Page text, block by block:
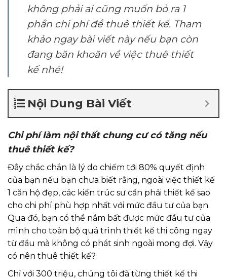
không phải ai cũng muốn bỏ ra 1
phần chi phí để thuê thiết kế. Tham
khảo ngay bài viết này nếu bạn còn
đang băn khoăn về việc thuê thiết
kế nhé!
Nội Dung Bài Viết
Chi phí làm nội thất chung cư có tăng nếu
thuê thiết kế?
Đây chắc chắn là lý do chiếm tới 80% quyết định
của bạn nếu bạn chưa biết rằng, ngoài việc thiết kế
1 căn hộ đẹp, các kiến trúc sư cần phải thiết kế sao
cho chi phí phù hợp nhất với mức đầu tư của bạn.
Qua đó, bạn có thể nắm bất được mức đầu tư của
mình cho toàn bộ quá trình thiết kế thi công ngay
từ đầu mà không có phát sinh ngoài mong đợi. Vậy
có nên thuê thiết kế?
Chỉ với 300 triệu, chúng tôi đã từng thiết kế thi